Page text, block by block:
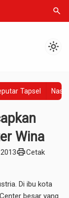
search
light_mode
Tapsel
Wina
printCetak
Di ibu kota
besar yang